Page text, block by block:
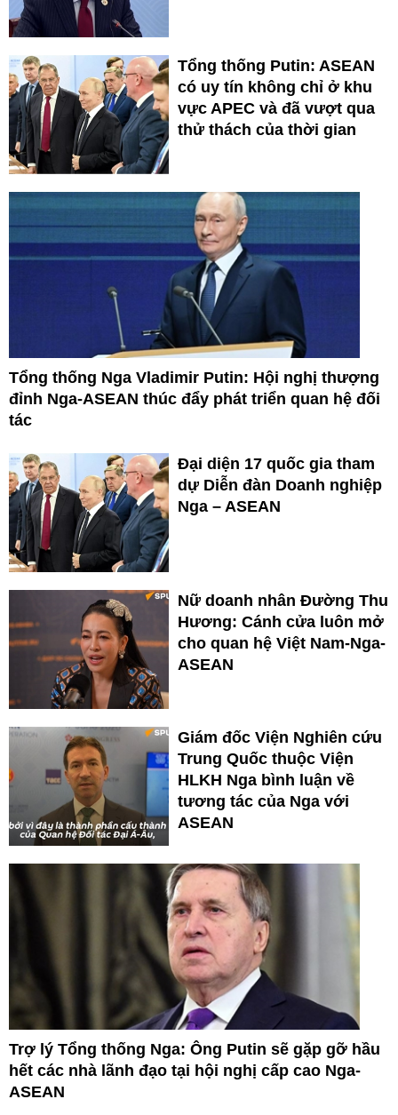
Tổng thống Putin: ASEAN
có uy tín không chỉ ở khu
vực APEC và đã vượt qua
thử thách của thời gian
Tổng thống Nga Vladimir Putin: Hội nghị thượng
đỉnh Nga-ASEAN thúc đẩy phát triển quan hệ đối
tác
Đại diện 17 quốc gia tham
dự Diễn đàn Doanh nghiệp
Nga – ASEAN
Nữ doanh nhân Đường Thu
Hương: Cánh cửa luôn mở
cho quan hệ Việt Nam-Nga-
ASEAN
Giám đốc Viện Nghiên cứu
Trung Quốc thuộc Viện
HLKH Nga bình luận về
tương tác của Nga với
ASEAN
Trợ lý Tổng thống Nga: Ông Putin sẽ gặp gỡ hầu
hết các nhà lãnh đạo tại hội nghị cấp cao Nga-
ASEAN